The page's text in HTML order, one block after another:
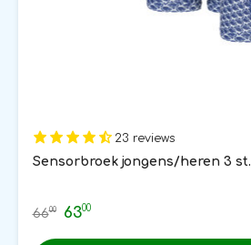
23 reviews
Sensorbroek jongens/heren 3 st.
6600 6300